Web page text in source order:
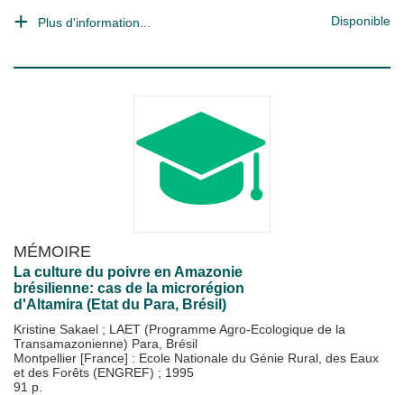
Plus d'information... Disponible
MÉMOIRE
La culture du poivre en Amazonie
brésilienne: cas de la microrégion
d'Altamira (Etat du Para, Brésil)
Kristine Sakael ; LAET (Programme Agro-Ecologique de la
Transamazonienne) Para, Brésil
Montpellier [France] : Ecole Nationale du Génie Rural, des Eaux
et des Forêts (ENGREF) ; 1995
91 p.